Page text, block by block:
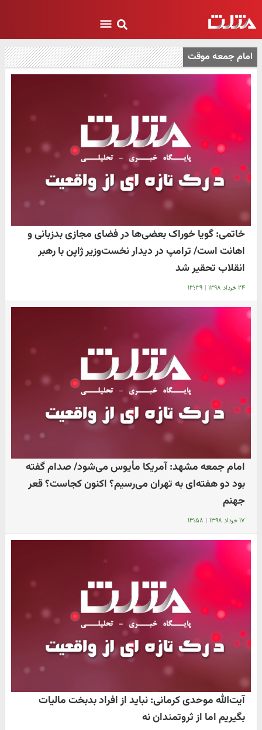
امام جمعه موقت
خاتمی: گویا خوراک بعضی‌ها در فضای مجازی بدزبانی و
اهانت است/ ترامپ در دیدار نخست‌وزیر ژاپن با رهبر
انقلاب تحقیر شد
۲۴ خرداد ۱۳۹۸ | ۱۳:۳۹
امام جمعه مشهد: آمریکا مأیوس می‌شود/ صدام گفته
بود دو هفته‌ای به تهران می‌رسیم؟ اکنون کجاست؟ قعر
جهنم
۱۷ خرداد ۱۳۹۸ | ۱۳:۵۸
آیت‌الله موحدی کرمانی: نباید از افراد بدبخت مالیات
بگیریم اما از ثروتمندان نه